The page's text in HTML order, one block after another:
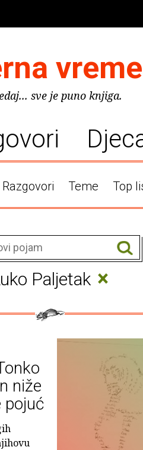
sve je puno knjiga.
Razgovori Teme Top
Paljetak ×
niže
pojuć